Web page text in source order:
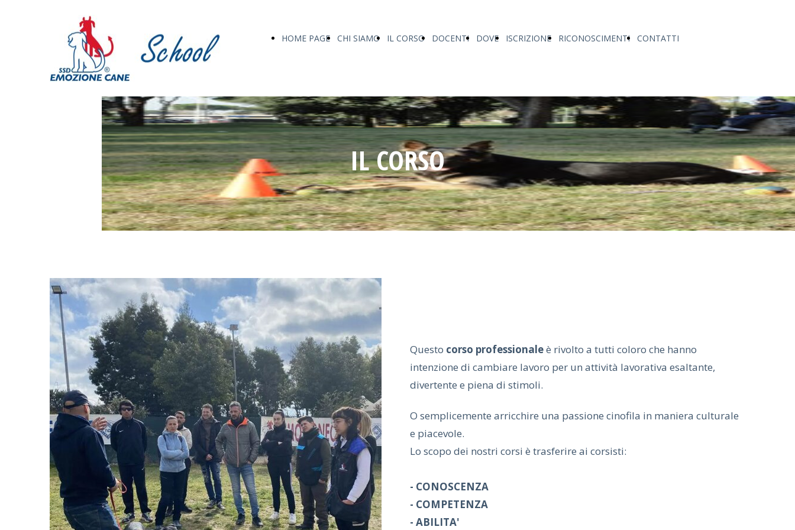
HOME PAGE CHI SIAMO IL CORSO DOCENTI DOVE ISCRIZIONE RICONOSCIMENTI CONTATTI
IL CORSO
Questo corso professionaleè rivolto a tutti coloro che hanno
intenzione di cambiare lavoro per un attività lavorativa esaltante,
divertente e piena di stimoli.
O semplicemente arricchire una passione cinofila in maniera culturale
e piacevole.
Lo scopo dei nostri corsi è trasferire ai corsisti:
- CONOSCENZA
- COMPETENZA
- ABILITA'